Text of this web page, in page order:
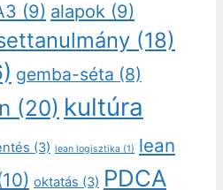
(9) alapok (9)
(18)
gemba-séta (8)
(20) kultúra
(3) lean logisztika (1) lean
oktatás (3) PDCA